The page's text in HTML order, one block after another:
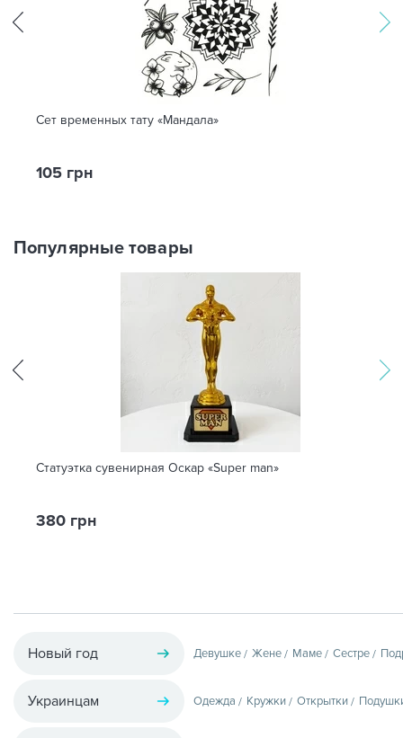
Сет временных тату «Мандала»
105 грн
Популярные товары
Статуэтка сувенирная Оскар «Super man»
380 грн
Новый год Девушке Жене Маме Сестре
Украинцам Одежда Кружки Открытки